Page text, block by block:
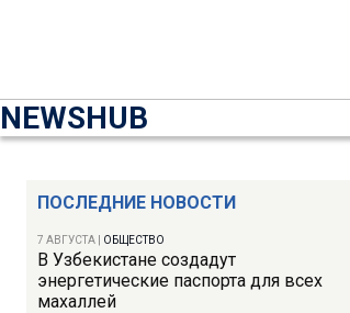
NEWSHUB
ПОСЛЕДНИЕ НОВОСТИ
7 АВГУСТА ОБЩЕСТВО
В Узбекистане создадут
энергетические паспорта для всех
махаллей